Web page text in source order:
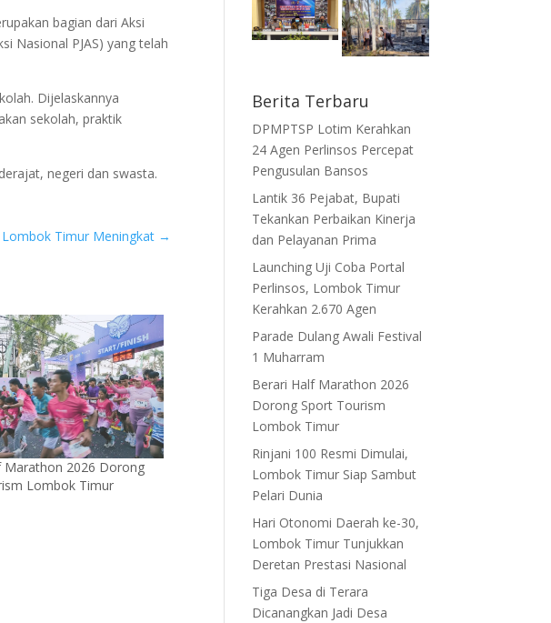
bagian dari Aksi
Nasional PJAS) yang telah
Dijelaskannya
sekolah, praktik
negeri dan swasta.
Lombok Timur Meningkat →
Marathon 2026 Dorong
Lombok Timur
Berita Terbaru
DPMPTSP Lotim Kerahkan
24 Agen Perlinsos Percepat
Pengusulan Bansos
Lantik 36 Pejabat, Bupati
Tekankan Perbaikan Kinerja
dan Pelayanan Prima
Launching Uji Coba Portal
Perlinsos, Lombok Timur
Kerahkan 2.670 Agen
Parade Dulang Awali Festival
1 Muharram
Berari Half Marathon 2026
Dorong Sport Tourism
Lombok Timur
Rinjani 100 Resmi Dimulai,
Lombok Timur Siap Sambut
Pelari Dunia
Hari Otonomi Daerah ke-30,
Lombok Timur Tunjukkan
Deretan Prestasi Nasional
Tiga Desa di Terara
Dicanangkan Jadi Desa